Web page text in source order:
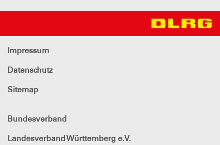
Impressum
Datenschutz
Sitemap
Bundesverband
Landesverband Württemberg e.V.